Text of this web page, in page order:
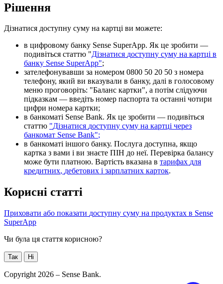
Рішення
Дізнатися доступну суму на картці ви можете:
в цифровому банку Sense SuperApp. Як це зробити —
подивіться статтю "Дізнатися доступну суму на картці в
банку Sense SuperApp";
зателефонувавши за номером 0800 50 20 50 з номера
телефону, який ви вказували в банку, далі в голосовому
меню проговоріть: "Баланс картки", а потім слідуючи
підказкам — введіть номер паспорта та останні чотири
цифри номера картки;
в банкоматі Sense Bank. Як це зробити — подивіться
статтю "Дізнатися доступну суму на картці через
банкомат Sense Bank";
в банкоматі іншого банку. Послуга доступна, якщо
картка з вами і ви знаєте ПІН до неї. Перевірка балансу
може бути платною. Вартість вказана в тарифах для
кредитних, дебетових і зарплатних карток.
Корисні статті
Приховати або показати доступну суму на продуктах в Sense
SuperApp
Чи була ця стаття корисною?
Так Ні
Copyright 2026 – Sense Bank.